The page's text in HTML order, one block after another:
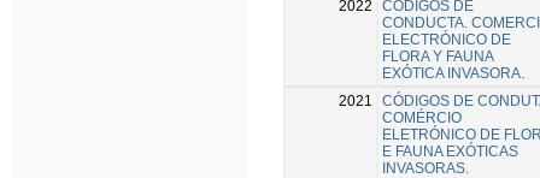
2022
CÓDIGOS DE
CONDUCTA.
ELECTRÓNICO DE
FLORA Y FAUNA
EXÓTICA INVASORA.
2021
CÓDIGOS DE
COMÉRCIO
ELETRÓNICO DE
E FAUNA EXÓTICAS
INVASORAS.